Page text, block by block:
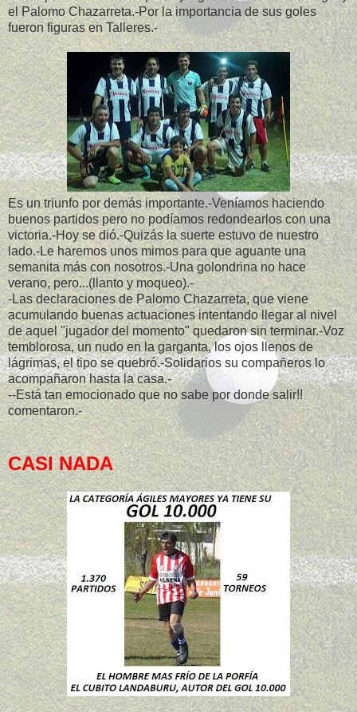
el Palomo Chazarreta.-Por la importancia de sus goles
fueron figuras en Talleres.-
Es un triunfo por demás importante.-Veníamos haciendo
buenos partidos pero no podíamos redondearlos con una
victoria.-Hoy se dió.-Quizás la suerte estuvo de nuestro
lado.-Le haremos unos mimos para que aguante una
semanita más con nosotros.-Una golondrina no hace
verano, pero...(llanto y moqueo).-
-Las declaraciones de Palomo Chazarreta, que viene
acumulando buenas actuaciones intentando llegar al nivel
de aquel "jugador del momento" quedaron sin terminar.-Voz
temblorosa, un nudo en la garganta, los ojos llenos de
lágrimas, el tipo se quebró.-Solidarios su compañeros lo
acompañaron hasta la casa.-
--Está tan emocionado que no sabe por donde salir!!
comentaron.-
CASI NADA